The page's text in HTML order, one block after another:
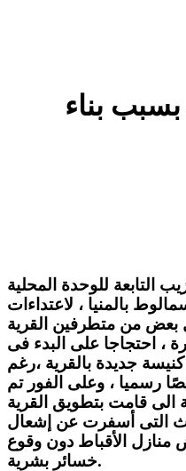
بناء
التابعة للوحدة المحلية
بالمنيا ، لاعتداءات
بعض من متطرفين القرية
، احتجاجا على البدء فى
جديدة بالقرية ،رغم
رسميا ، وعلى الفور تم
الى قامت بتطويق القرية
التى أسفرت عن إشعال
منازل الأقباط دون وقوع
خسائر بشرية.